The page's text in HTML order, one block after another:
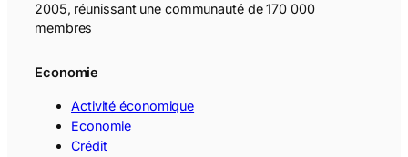
2005, réunissant une communauté de 170 000
membres
Economie
Activité économique
Economie
Crédit